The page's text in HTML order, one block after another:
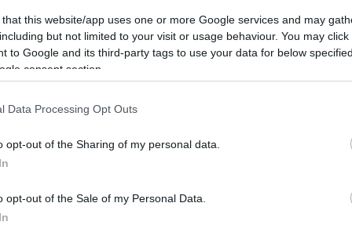
that this website/app uses one or more Google services and may
but not limited to your visit or usage behaviour. You may
to Google and its third-party tags to use your data for below
consent section.
Data Processing Opt Outs
opt-out of the Sharing of my personal data.
opt-out of the Sale of my Personal Data.
ΔΙΑΦΗΜΙΣΗ